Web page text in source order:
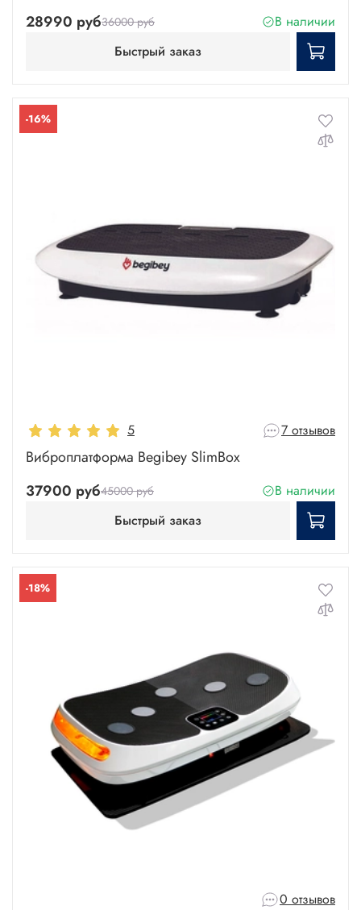
28990 руб36000 руб
В наличии
Быстрый заказ
-16%
5 7 отзывов
Виброплатформа Begibey SlimBox
37900 руб45000 руб
В наличии
Быстрый заказ
-18%
0 отзывов